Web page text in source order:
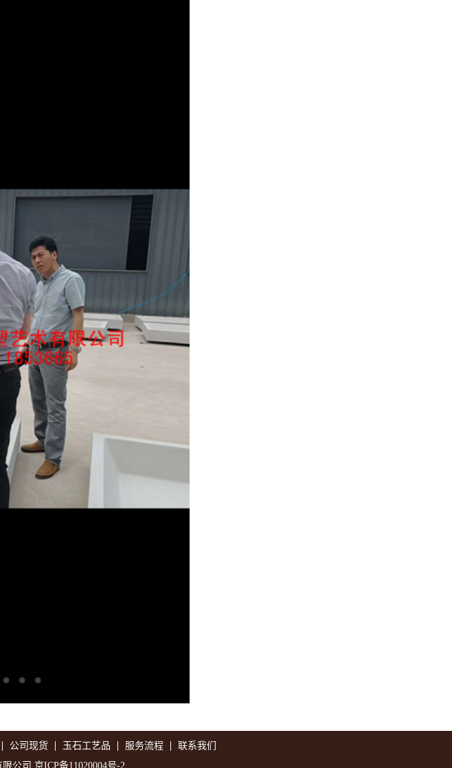
公司现货 玉石工艺品 服务流程
联系我们
公司 京ICP备11020004号-2